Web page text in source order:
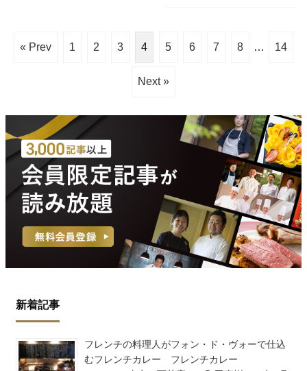
« Prev 1 2 3 4 5 6 7 8 … 14
Next »
新着記事
フレンチの料理人がフォン・ド・ヴォーで仕込
むフレンチカレー フレンチカレー